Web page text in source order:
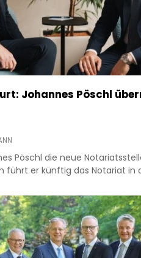
Johannes Pöschl
Pöschl die neue
führt er künftig das Notariat in